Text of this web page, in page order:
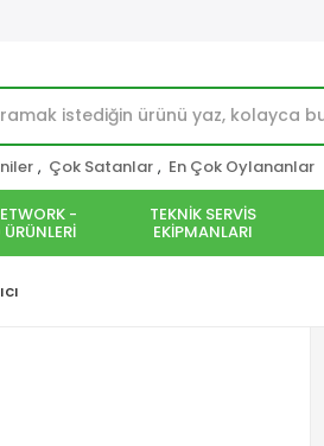
, Çok Satanlar , En Çok Oylananlar
- TEKNİK SERVİS
EKİPMANLARI